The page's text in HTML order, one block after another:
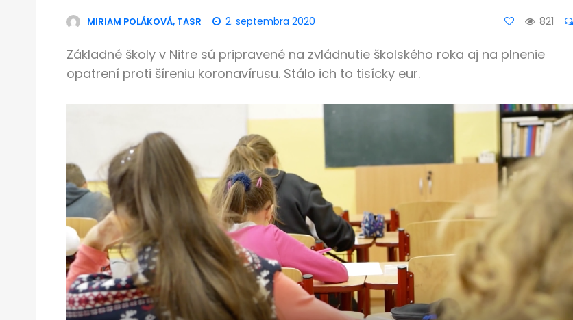
MIRIAM POLÁKOVÁ, TASR 2. septembra 2020 821
Základné školy v Nitre sú pripravené na zvládnutie školského roka aj na plnenie
opatrení proti šíreniu koronavírusu. Stálo ich to tisícky eur.